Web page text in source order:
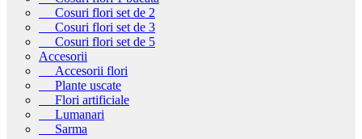
Cosuri flori set de 2
Cosuri flori set de 3
Cosuri flori set de 5
Accesorii
Accesorii flori
Plante uscate
Flori artificiale
Lumanari
Sarma